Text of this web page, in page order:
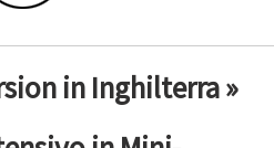
in Inghilterra »